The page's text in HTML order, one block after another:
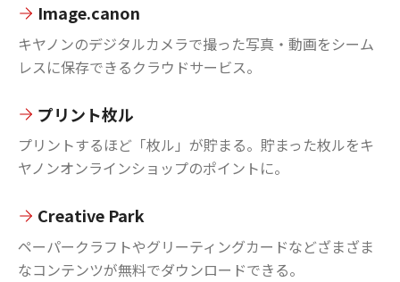
Image.canon
キヤノンのデジタルカメラで撮った写真・動画をシーム
レスに保存できるクラウドサービス。
プリント枚ル
プリントするほど「枚ル」が貯まる。貯まった枚ルをキ
ヤノンオンラインショップのポイントに。
Creative Park
ペーパークラフトやグリーティングカードなどざまざま
なコンテンツが無料でダウンロードできる。